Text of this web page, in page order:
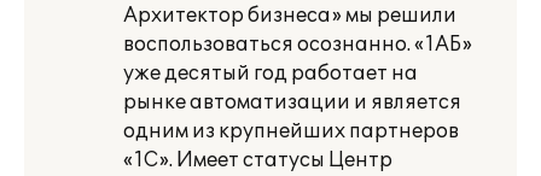
Архитектор бизнеса» мы решили
воспользоваться осознанно. «1АБ»
уже десятый год работает на
рынке автоматизации и является
одним из крупнейших партнеров
«1С». Имеет статусы Центр